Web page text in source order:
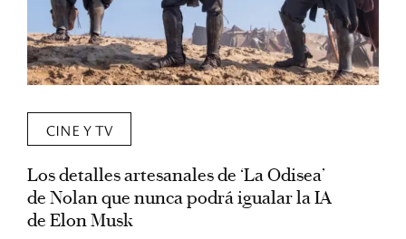
CINE Y TV
Los detalles artesanales de ‘La Odisea’
de Nolan que nunca podrá igualar la IA
de Elon Musk